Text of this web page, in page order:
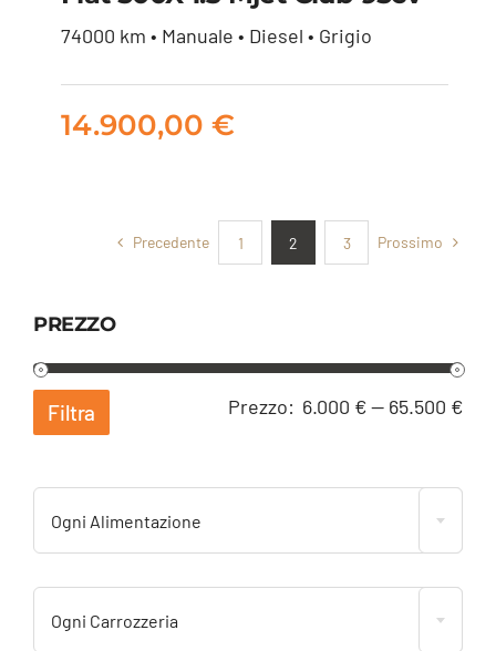
Fiat 500X 1.3 mjet
74000 km • Manuale • Diesel • Grigio
14.900,00 €
Precedente 1 2 3 Prossimo
PREZZO
Filtra Prezzo: 6.000 €— 65.500 €
Ogni Alimentazione
Ogni Carrozzeria